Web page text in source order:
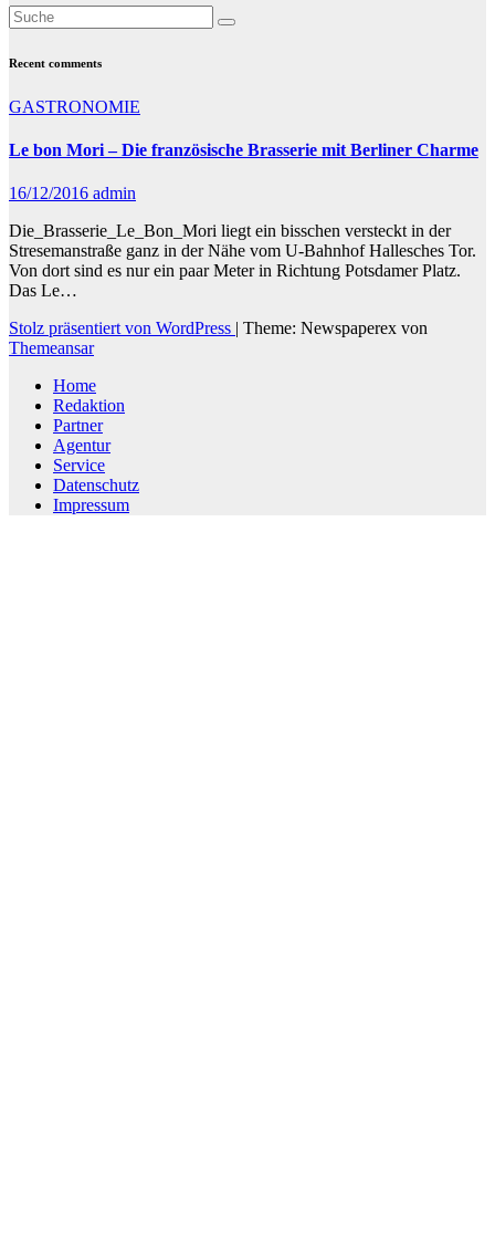
Recent comments
GASTRONOMIE
Le bon Mori – Die französische Brasserie mit Berliner Charme
16/12/2016 admin
Die_Brasserie_Le_Bon_Mori liegt ein bisschen versteckt in der
Stresemanstraße ganz in der Nähe vom U-Bahnhof Hallesches Tor.
Von dort sind es nur ein paar Meter in Richtung Potsdamer Platz.
Das Le…
Stolz präsentiert von WordPress | Theme: Newspaperex von
Themeansar
Home
Redaktion
Partner
Agentur
Service
Datenschutz
Impressum